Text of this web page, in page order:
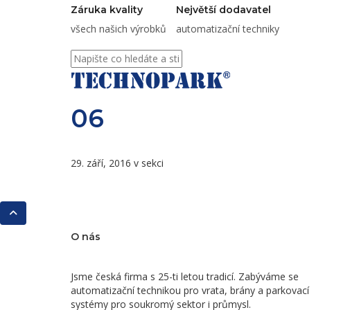
Záruka kvality
všech našich výrobků
Největší dodavatel
automatizační techniky
06
29. září, 2016 v sekci
O nás
Jsme česká firma s 25-ti letou tradicí. Zabýváme se
automatizační technikou pro vrata, brány a parkovací
systémy pro soukromý sektor i průmysl.